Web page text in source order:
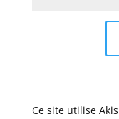
Ce site utilise